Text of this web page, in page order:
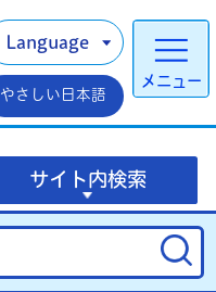
メニュー
Language
やさしい日本語
サイト内検索